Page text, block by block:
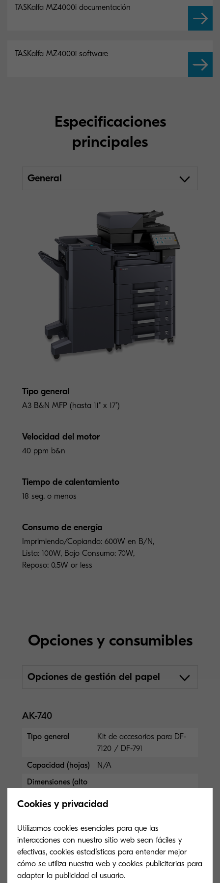
TASKalfa MZ4000i documentación
TASKalfa MZ4000i software
Especificaciones
principales
General
Tipo general
A3 B&N MFP (hasta 11" x 17")
Velocidad del motor
40 ppm b&n
Tiempo de calentamiento
18 seg. o menos
Consumo de energía
Imprimiendo/Copiando: 600W en B/N,
Lista: 100W, Bajo Consumo: 70W,
Reposo: 0.5W or less
Opciones y consumibles
Opciones de gestión del papel
AK-740
Tipo general
Kit de accesorios para DF-
7120 / DF-791
Capacidad (hojas)
N/A
Dimensiones (alto
profundidad)
DF-7120
Tipo general
Finalizador de 1000 hojas
Cookies y privacidad
Utilizamos cookies esenciales para que las
interacciones con nuestro sitio web sean fáciles y
efectivas, cookies estadísticas para entender mejor
cómo se utiliza nuestra web y cookies publicitarias para
adaptar la publicidad al usuario.